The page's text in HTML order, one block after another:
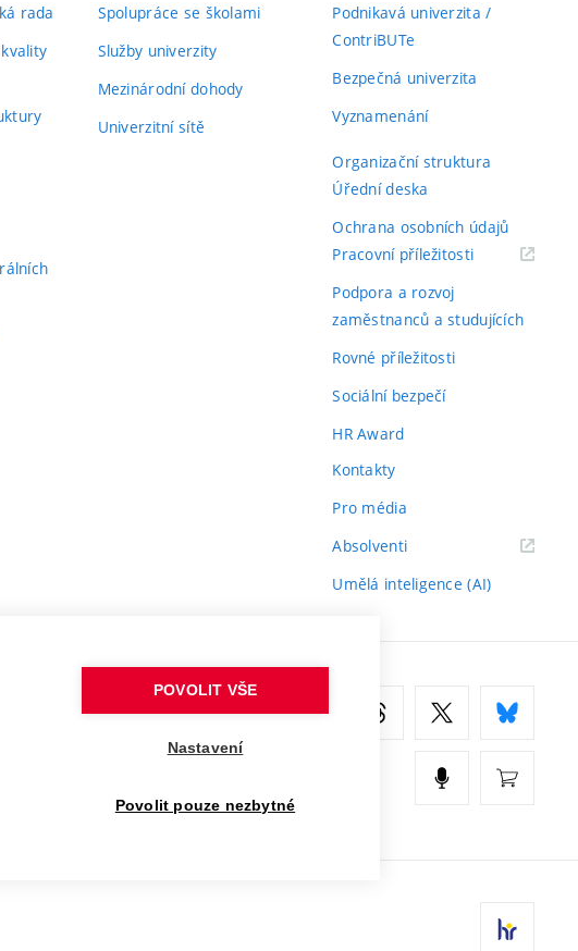
rada
Spolupráce se školami
Služby univerzity
Mezinárodní dohody
Univerzitní sítě
Podnikavá univerzita /
ContriBUTe
Bezpečná univerzita
Vyznamenání
Organizační struktura
Úřední deska
Ochrana osobních údajů
Pracovní příležitosti(externí
Podpora a rozvoj
zaměstnanců a studujících
Rovné příležitosti
Sociální bezpečí
HR Award
Kontakty
Pro média
Absolventi(externí
Umělá inteligence (AI)
POVOLIT VŠE
Nastavení
Povolit pouze nezbytné